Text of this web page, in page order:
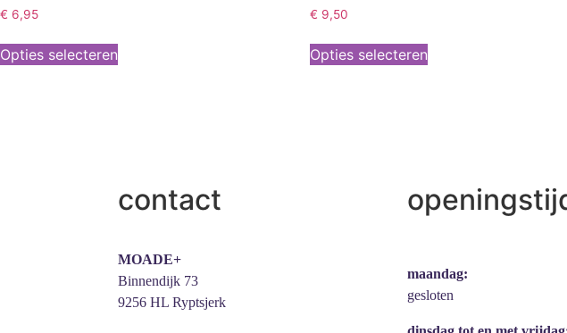
€ 6,95
Opties selecteren
€ 9,50
Opties selecteren
contact
MOADE+
Binnendijk 73
9256 HL Ryptsjerk
maandag:
gesloten